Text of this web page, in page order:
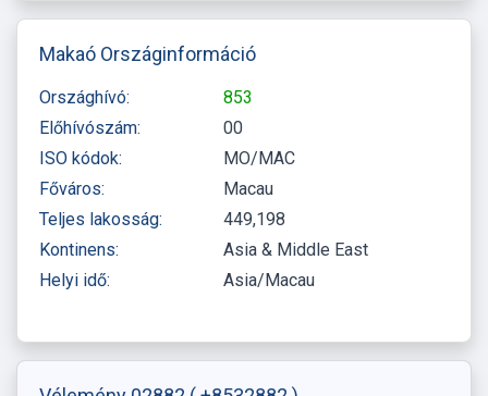
Makaó Országinformáció
Országhívó:
853
Előhívószám:
00
ISO kódok:
MO/MAC
Főváros:
Macau
Teljes lakosság:
449,198
Kontinens:
Asia & Middle East
Helyi idő:
Asia/Macau